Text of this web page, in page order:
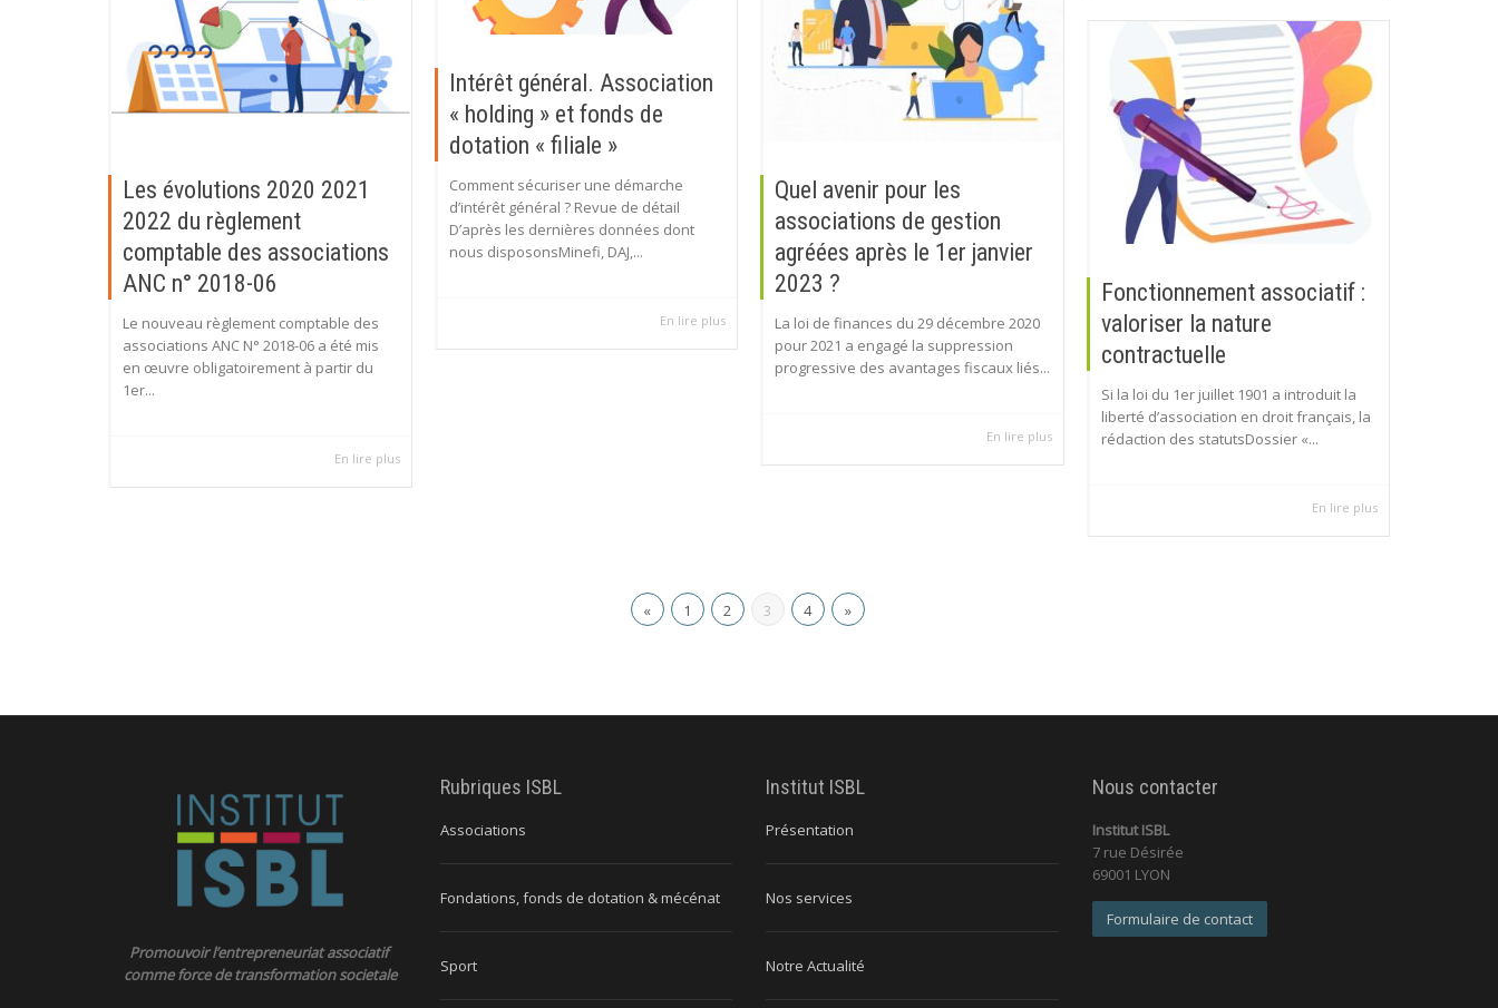
Intérêt général. Association
« holding » et fonds de
dotation « filiale »
Comment sécuriser une démarche
d’intérêt général ? Revue de détail
D’après les dernières données dont
nous disposonsMinefi, DAJ,...
En lire plus
Les évolutions 2020 2021
2022 du règlement
comptable des associations
ANC n° 2018-06
Le nouveau règlement comptable des
associations ANC N° 2018-06 a été mis
en œuvre obligatoirement à partir du
1er...
En lire plus
Quel avenir pour les
associations de gestion
agréées après le 1er janvier
2023 ?
La loi de finances du 29 décembre 2020
pour 2021 a engagé la suppression
progressive des avantages fiscaux liés...
En lire plus
Fonctionnement associatif :
valoriser la nature
contractuelle
Si la loi du 1er juillet 1901 a introduit la
liberté d’association en droit français, la
rédaction des statutsDossier «...
En lire plus
« 1 2 3 4 »
Promouvoir l’entrepreneuriat associatif
comme force de transformation societale
Rubriques ISBL
Associations
Fondations, fonds de dotation & mécénat
Sport
Institut ISBL
Présentation
Nos services
Notre Actualité
Nous contacter
Institut ISBL
7 rue Désirée
69001 LYON
Formulaire de contact